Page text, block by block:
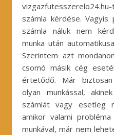
számla kérdése.
számla náluk nem
munka után
Szerintem azt
csomó másik cég
értetődő. Már
olyan munkással,
számlát vagy esetleg
amikor valami
munkával, már nem